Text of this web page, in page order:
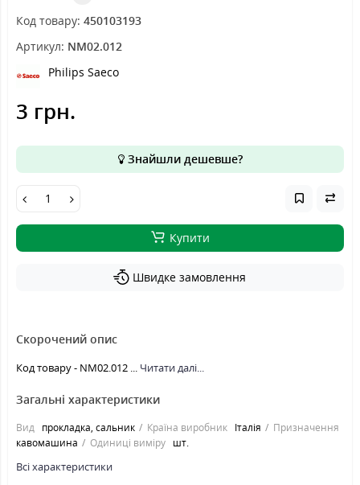
Код товару: 450103193
Артикул: NM02.012
Philips Saeco
3 грн.
Знайшли дешевше?
Купити
Швидке замовлення
Скорочений опис
Код товару - NM02.012 ... Читати далі...
Загальні характеристики
Вид прокладка, сальник Країна виробник Італія
Призначення
кавомашина
Одиниці виміру шт.
Всі характеристики